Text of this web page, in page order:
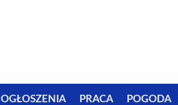
OGŁOSZENIA PRACA POGODA